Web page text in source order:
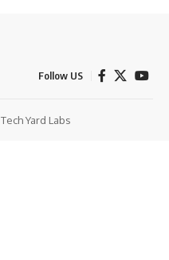
Follow US
Tech Yard Labs